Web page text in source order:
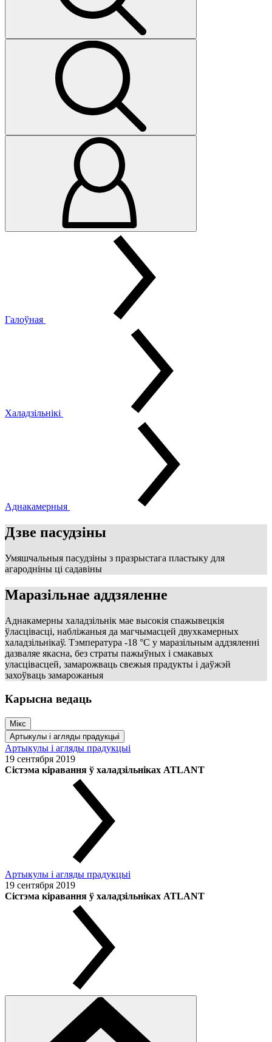
Галоўная
Халадзільнікі
Аднакамерныя
Дзве пасудзіны
Умяшчальныя пасудзіны з празрыстага пластыку для
агародніны ці садавіны
Маразільнае аддзяленне
Аднакамерны халадзільнік мае высокія спажывецкія
ўласцівасці, набліжаныя да магчымасцей двухкамерных
халадзільнікаў. Тэмпература -18 °С у маразільным аддзяленні
дазваляе якасна, без страты пажыўных і смакавых
уласцівасцей, замарожваць свежыя прадукты і даўжэй
захоўваць замарожаныя
Карысна ведаць
Мікс
Артыкулы і агляды прадукцыі
Артыкулы і агляды прадукцыі
19 сентября 2019
Сістэма кіравання ў халадзільніках ATLANT
Артыкулы і агляды прадукцыі
19 сентября 2019
Сістэма кіравання ў халадзільніках ATLANT